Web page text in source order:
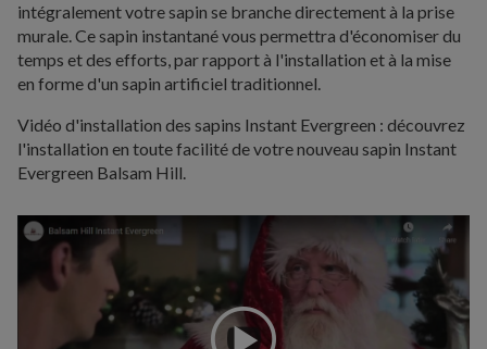
intégralement votre sapin se branche directement à la prise
murale. Ce sapin instantané vous permettra d'économiser du
temps et des efforts, par rapport à l'installation et à la mise
en forme d'un sapin artificiel traditionnel.
Vidéo d'installation des sapins Instant Evergreen : découvrez
l'installation en toute facilité de votre nouveau sapin Instant
Evergreen Balsam Hill.